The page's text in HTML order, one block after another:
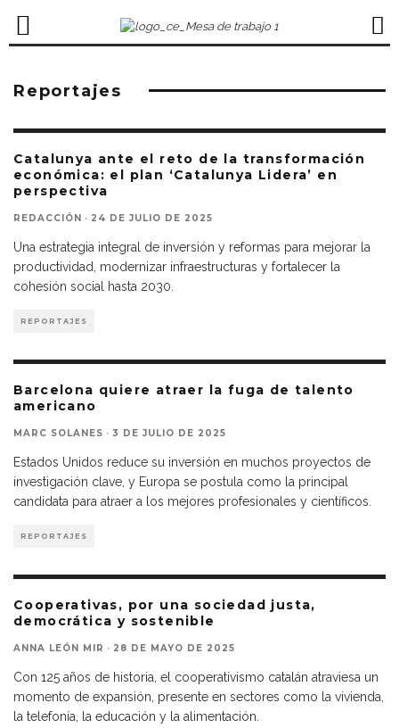
Reportajes
Catalunya ante el reto de la transformación
económica: el plan ‘Catalunya Lidera’ en
perspectiva
REDACCIÓN · 24 DE JULIO DE 2025
Una estrategia integral de inversión y reformas para mejorar la
productividad, modernizar infraestructuras y fortalecer la
cohesión social hasta 2030.
REPORTAJES
Barcelona quiere atraer la fuga de talento
americano
MARC SOLANES · 3 DE JULIO DE 2025
Estados Unidos reduce su inversión en muchos proyectos de
investigación clave, y Europa se postula como la principal
candidata para atraer a los mejores profesionales y científicos.
REPORTAJES
Cooperativas, por una sociedad justa,
democrática y sostenible
ANNA LEÓN MIR · 28 DE MAYO DE 2025
Con 125 años de historia, el cooperativismo catalán atraviesa un
momento de expansión, presente en sectores como la vivienda,
la telefonía, la educación y la alimentación.